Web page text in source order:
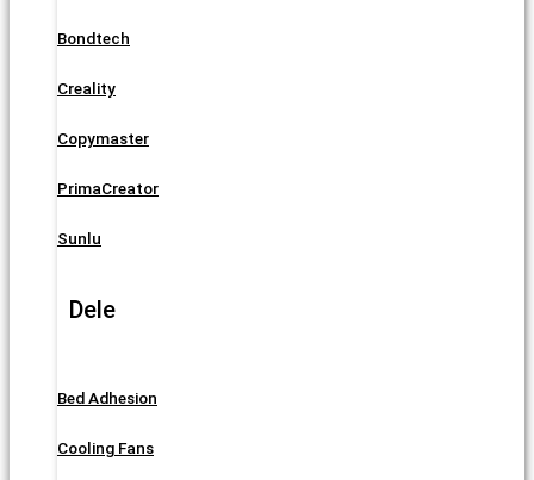
Bondtech
Creality
Copymaster
PrimaCreator
Sunlu
Dele
Bed Adhesion
Cooling Fans